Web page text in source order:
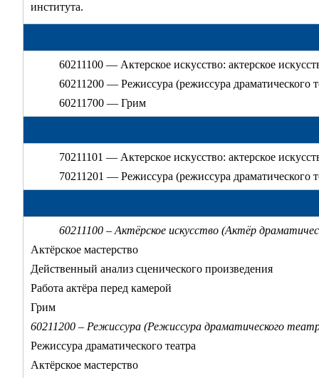
института.
60211100 — Актерское искусство: актерское
60211200 — Режиссура (режиссура драматического
60211700 — Грим
70211101 — Актерское искусство: актерское
70211201 — Режиссура (режиссура драматического
60211100 – Актёрское искусство (Актёр
Актёрское мастерство
Действенный анализ сценического произведения
Работа актёра перед камерой
Грим
60211200 – Режиссура (Режиссура драматического
Режиссура драматического театра
Актёрское мастерство